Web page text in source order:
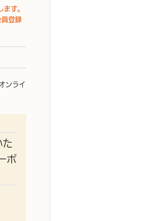
す。
登録
ンライ
た
ポ